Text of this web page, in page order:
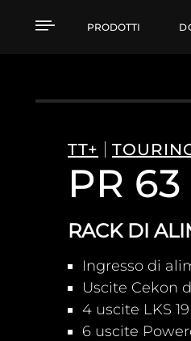
PR 63 RACK
PRODOTTI
TT+
PR 63
RACK DI
Ingresso di
Uscite Cekon
4 uscite LKS 19
6 uscite